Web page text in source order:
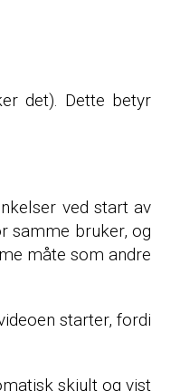
det). Dette betyr
ved start av
samme bruker, og
måte som andre
starter, fordi
skjult og vist